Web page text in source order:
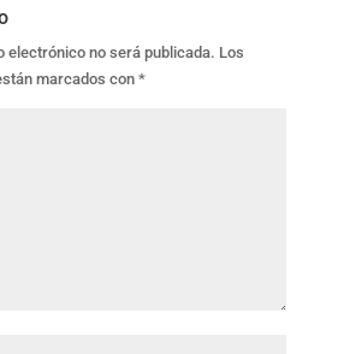
electrónico no será publicada. Los
marcados con *